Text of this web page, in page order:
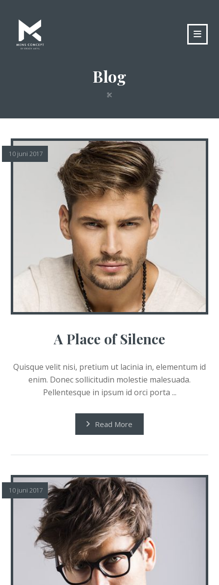
Blog
A Place of Silence
10 juni 2017
Quisque velit nisi, pretium ut lacinia in, elementum id
enim. Donec sollicitudin molestie malesuada.
Pellentesque in ipsum id orci porta ...
Read More
10 juni 2017